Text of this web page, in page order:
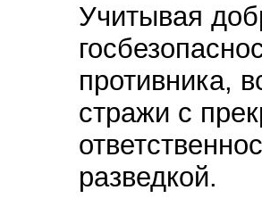
Учитывая
противника,
стражи с
разведкой.